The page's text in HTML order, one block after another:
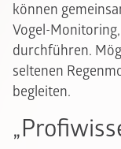
können
Vogel-
durchführen.
seltenen
begleiten.